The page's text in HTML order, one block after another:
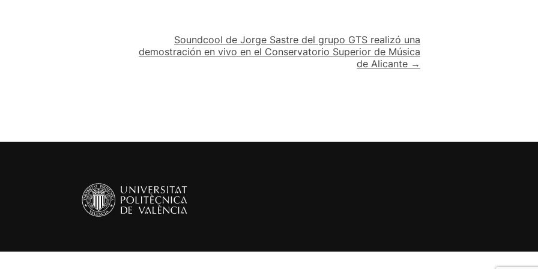
Soundcool de Jorge Sastre del grupo GTS realizó una
demostración en vivo en el Conservatorio Superior de Música
de Alicante →